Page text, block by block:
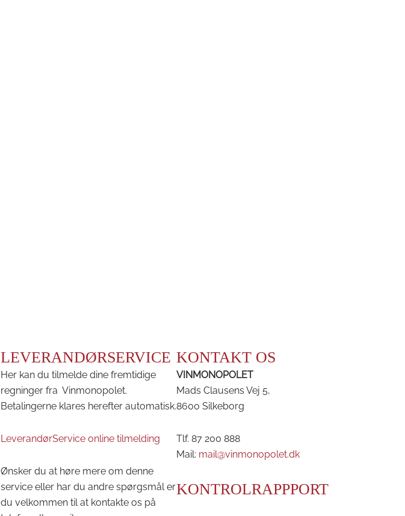
LEVERANDØRSERVICE
Her kan du tilmelde dine fremtidige
regninger fra Vinmonopolet.
Betalingerne klares herefter automatisk.
LeverandørService online tilmelding
Ønsker du at høre mere om denne
service eller har du andre spørgsmål er
du velkommen til at kontakte os på
KONTAKT OS
VINMONOPOLET
Mads Clausens Vej 5,
8600 Silkeborg
Tlf. 87 200 888
Mail: mail@vinmonopolet.dk
KONTROLRAPPPORT